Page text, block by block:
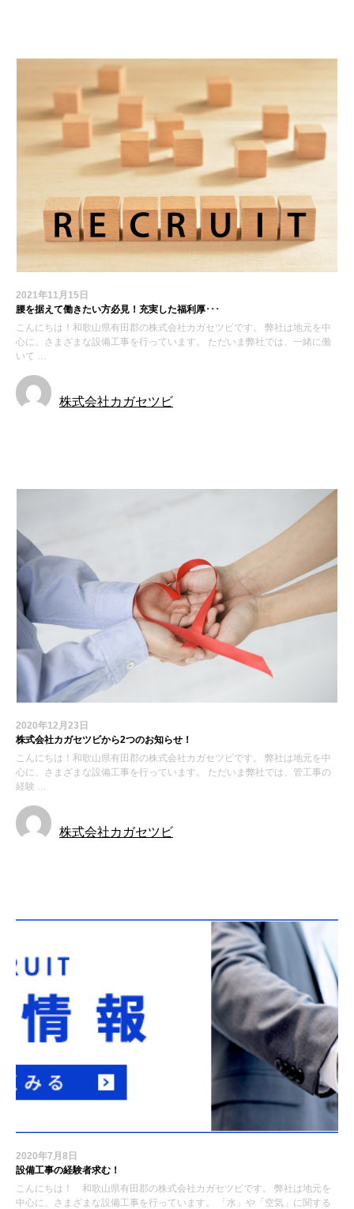
2021年11月15日
腰を据えて働きたい方必見！充実した福利厚･･･
こんにちは！和歌山県有田郡の株式会社カガセツビです。 弊社は地元を中
心に、さまざまな設備工事を行っています。 ただいま弊社では、一緒に働
いて …
株式会社カガセツビ
2020年12月23日
株式会社カガセツビから2つのお知らせ！
こんにちは！和歌山県有田郡の株式会社カガセツビです。 弊社は地元を中
心に、さまざまな設備工事を行っています。 ただいま弊社では、管工事の
経験 …
株式会社カガセツビ
2020年7月8日
設備工事の経験者求む！
こんにちは！ 和歌山県有田郡の株式会社カガセツビです。 弊社は地元を
中心に、さまざまな設備工事を行っています。 「水」や「空気」に関する